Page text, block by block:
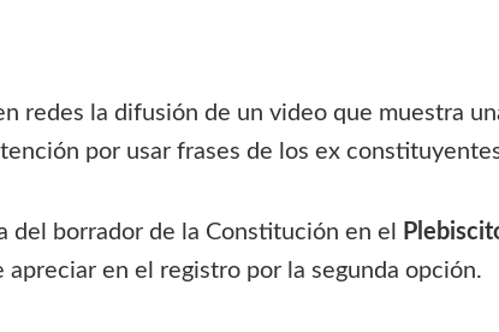
redes la difusión de un video que muestra
por usar frases de los ex
del borrador de la Constitución en el
en el registro por la segunda opción.